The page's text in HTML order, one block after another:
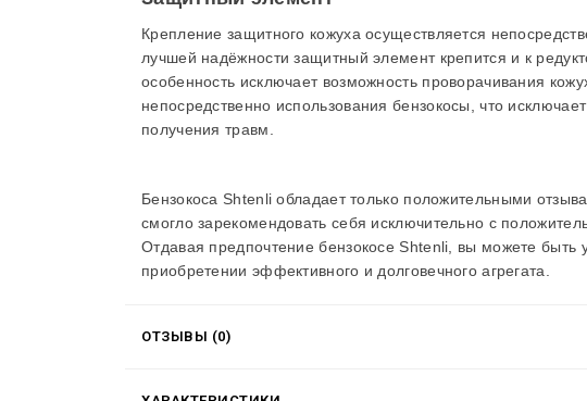
Крепление защитного кожуха осуществляется
лучшей надёжности защитный элемент крепится и к
особенность исключает возможность проворачивания
непосредственно использования бензокосы, что
получения травм.
Бензокоса Shtenliобладает только положительными
смогло зарекомендовать себя исключительно с
Отдавая предпочтение бензокосе Shtenli , вы можете быть
приобретении эффективного и долговечного агрегата.
ОТЗЫВЫ (0)